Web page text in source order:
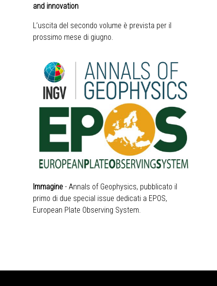
and innovation
L’uscita del secondo volume è prevista per il
prossimo mese di giugno.
Immagine - Annals of Geophysics, pubblicato il
primo di due special issue dedicati a EPOS,
European Plate Observing System.